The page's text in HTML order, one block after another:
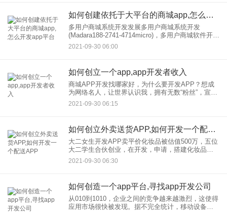
如何创建依托于大平台的商城app,怎么开发app平台
多用户商城系统开发发展多用户商城系统开发
(Madara188-2741-4714micro)，多用户商城软件开
发，多用户商城APP开发，多用户商城平台开发，
多用户商城定制开发，多用户商城软件型号开发，
2021-09-30 06:00
如何创立一个app,app开发者收入
商城APP开发找哪家好，为什么要开发APP？想成
为网络名人，让世界认识我，拥有无数“粉丝”，宣传
自己的个人魅力，用自己的魅力征服追随者，获得
他们的追求和关注。我也可以亲自直播，吸引大家
2021-09-30 06:15
如何创立外卖送货APP,如何开发一个配送APP
大二女生开发APP卖平价化妆品被估值500万，五位
大二学生合伙创业，在开发，申请，搭建化妆品购
物平台。这个创业项目价值500万元。7日，武昌理
工学院商学院女神堂创业团队受邀参加央视财经频
2021-09-30 06:30
如何创造一个app平台,寻找app开发公司
从010到1010，企业之间的竞争越来越激烈，这使得
应用市场很快被发现。据不完全统计，移动设备硬